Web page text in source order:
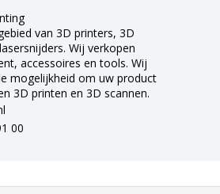
van 3D printers, 3D
Wij verkopen
accessoires en tools. Wij
mogelijkheid om uw product
3D printen en 3D scannen.
00